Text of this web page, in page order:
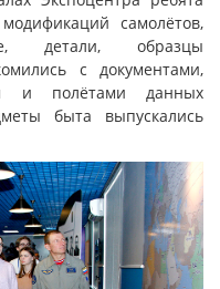
самолётов,
детали, образцы
с документами,
и полётами данных
быта выпускались